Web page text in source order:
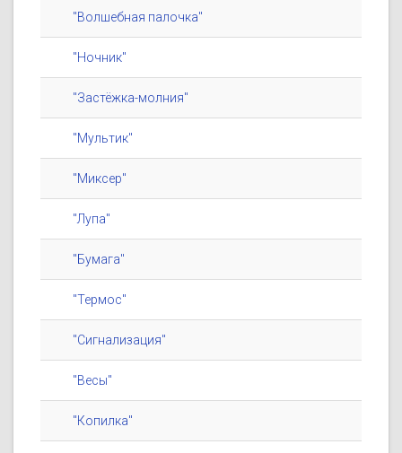
"Волшебная палочка"
"Ночник"
"Застёжка-молния"
"Мультик"
"Миксер"
"Лупа"
"Бумага"
"Термос"
"Сигнализация"
"Весы"
"Копилка"